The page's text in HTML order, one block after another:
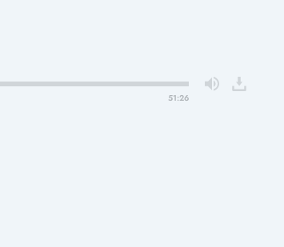
51:26